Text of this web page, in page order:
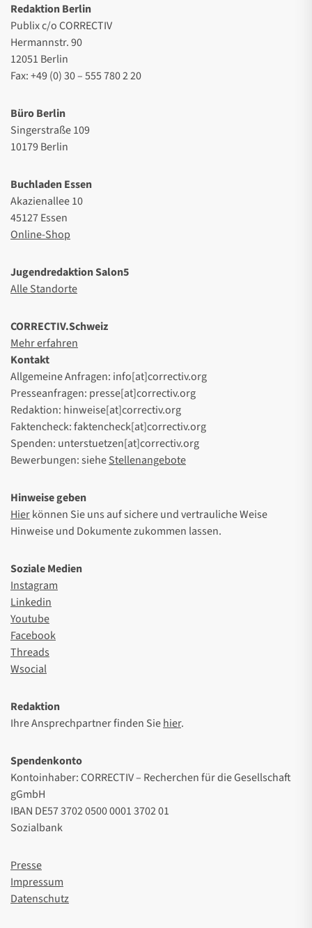
Redaktion Berlin
Publix c/o CORRECTIV
Hermannstr. 90
12051 Berlin
Fax: +49 (0) 30 – 555 780 2 20
Büro Berlin
Singerstraße 109
10179 Berlin
Buchladen Essen
Akazienallee 10
45127 Essen
Online-Shop
Jugendredaktion Salon5
Alle Standorte
CORRECTIV.Schweiz
Mehr erfahren
Kontakt
Allgemeine Anfragen: info[at]correctiv.org
Presseanfragen: presse[at]correctiv.org
Redaktion: hinweise[at]correctiv.org
Faktencheck: faktencheck[at]correctiv.org
Spenden: unterstuetzen[at]correctiv.org
Bewerbungen: sieheStellenangebote
Hinweise geben
Hierkönnen Sie uns auf sichere und vertrauliche Weise
Hinweise und Dokumente zukommen lassen.
Soziale Medien
Instagram
Linkedin
Youtube
Facebook
Threads
Wsocial
Redaktion
Ihre Ansprechpartner finden Siehier.
Spendenkonto
Kontoinhaber: CORRECTIV – Recherchen für die Gesellschaft
gGmbH
IBAN DE57 3702 0500 0001 3702 01
Sozialbank
Presse
Impressum
Datenschutz